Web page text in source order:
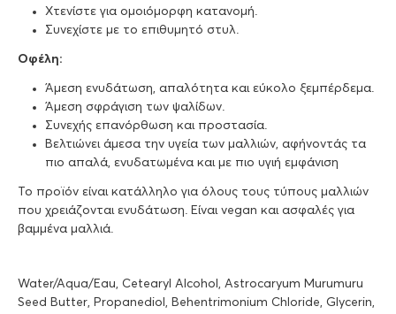
Χτενίστε για ομοιόμορφη κατανομή.
Συνεχίστε με το επιθυμητό στυλ.
Οφέλη:
Άμεση ενυδάτωση, απαλότητα και εύκολο ξεμπέρδεμα.
Άμεση σφράγιση των ψαλίδων.
Συνεχής επανόρθωση και προστασία.
Βελτιώνει άμεσα την υγεία των μαλλιών, αφήνοντάς τα
πιο απαλά, ενυδατωμένα και με πιο υγιή εμφάνιση
Το προϊόν είναι κατάλληλο για όλους τους τύπους μαλλιών
που χρειάζονται ενυδάτωση. Είναι vegan και ασφαλές για
βαμμένα μαλλιά.
Water/Aqua/Eau, Cetearyl Alcohol, Astrocaryum Murumuru
Seed Butter, Propanediol, Behentrimonium Chloride, Glycerin,